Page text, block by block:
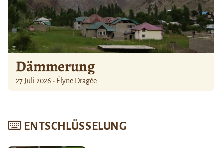
Dämmerung
27 Juli 2026 - Élyne Dragée
ENTSCHLÜSSELUNG